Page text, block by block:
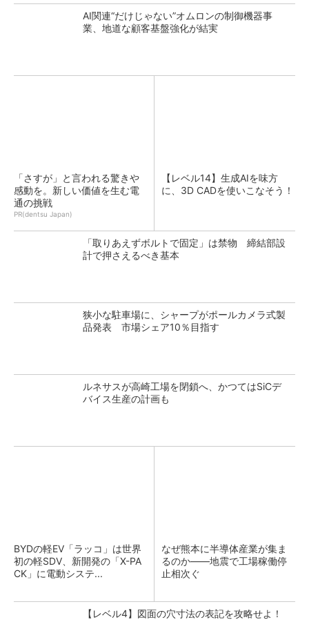
AI関連“だけじゃない”オムロンの制御機器事
業、地道な顧客基盤強化が結実
「さすが」と言われる驚きや
感動を。新しい価値を生む電
通の挑戦
PR(dentsu Japan)
【レベル14】生成AIを味方
に、3D CADを使いこなそう！
「取りあえずボルトで固定」は禁物 締結部設
計で押さえるべき基本
狭小な駐車場に、シャープがポールカメラ式製
品発表 市場シェア10％目指す
ルネサスが高崎工場を閉鎖へ、かつてはSiCデ
バイス生産の計画も
BYDの軽EV「ラッコ」は世界
初の軽SDV、新開発の「X-PA
CK」に電動システ...
なぜ熊本に半導体産業が集ま
るのか――地震で工場稼働停
止相次ぐ
【レベル4】図面の穴寸法の表記を攻略せよ！